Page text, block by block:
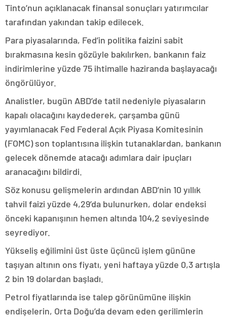
Tinto’nun açıklanacak finansal sonuçları yatırımcılar
tarafından yakından takip edilecek.
Para piyasalarında, Fed’in politika faizini sabit
bırakmasına kesin gözüyle bakılırken, bankanın faiz
indirimlerine yüzde 75 ihtimalle haziranda başlayacağı
öngörülüyor.
Analistler, bugün ABD’de tatil nedeniyle piyasaların
kapalı olacağını kaydederek, çarşamba günü
yayımlanacak Fed Federal Açık Piyasa Komitesinin
(FOMC) son toplantısına ilişkin tutanaklardan, bankanın
gelecek dönemde atacağı adımlara dair ipuçları
aranacağını bildirdi.
Söz konusu gelişmelerin ardından ABD’nin 10 yıllık
tahvil faizi yüzde 4,29’da bulunurken, dolar endeksi
önceki kapanışının hemen altında 104,2 seviyesinde
seyrediyor.
Yükseliş eğilimini üst üste üçüncü işlem gününe
taşıyan altının ons fiyatı, yeni haftaya yüzde 0,3 artışla
2 bin 19 dolardan başladı.
Petrol fiyatlarında ise talep görünümüne ilişkin
endişelerin, Orta Doğu’da devam eden gerilimlerin